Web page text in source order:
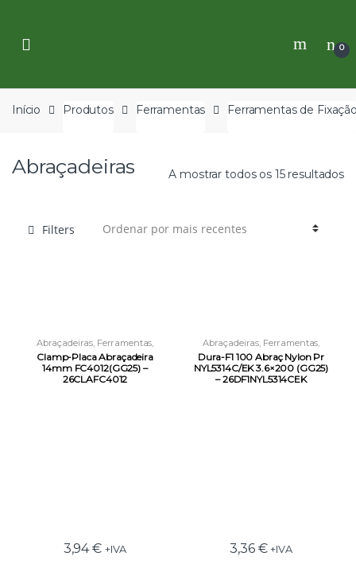
navigation
content
0
Início Produtos Ferramentas Ferramentas de
Abraçadeiras A mostrar todos os 15 resultados
Filters
Abraçadeiras Ferramentas
Ferramentas de Fixação
Clamp-Placa Abraçadeira
14mm FC4012(GG25) –
26CLAFC4012
3,94€ +IVA
Abraçadeiras Ferramentas
Ferramentas de Fixação
Dura-F1 100 Abraç Nylon Pr
NYL5314C/EK 3.6×200 (GG25)
– 26DF1NYL5314CEK
3,36 € +IVA